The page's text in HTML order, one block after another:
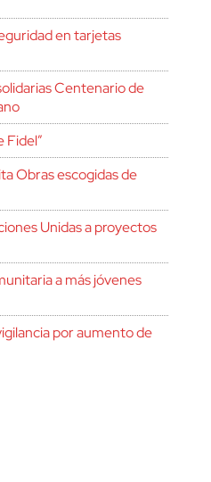
en tarjetas
Centenario de
Fidel”
Obras escogidas de
Unidas a proyectos
a más jóvenes
por aumento de